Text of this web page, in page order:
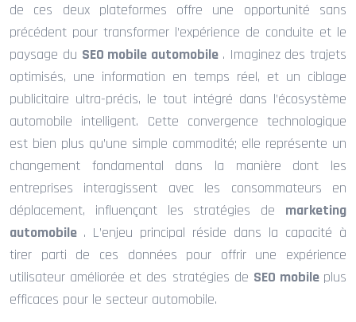
de ces deux plateformes offre une opportunité sans
précédent pour transformer l’expérience de conduite et le
paysage du SEO mobile automobile . Imaginez des trajets
optimisés, une information en temps réel, et un ciblage
publicitaire ultra-précis, le tout intégré dans l’écosystème
automobile intelligent. Cette convergence technologique
est bien plus qu’une simple commodité; elle représente un
changement fondamental dans la manière dont les
entreprises interagissent avec les consommateurs en
déplacement, influençant les stratégies de marketing
automobile . L’enjeu principal réside dans la capacité à
tirer parti de ces données pour offrir une expérience
utilisateur améliorée et des stratégies de SEO mobile plus
efficaces pour le secteur automobile.